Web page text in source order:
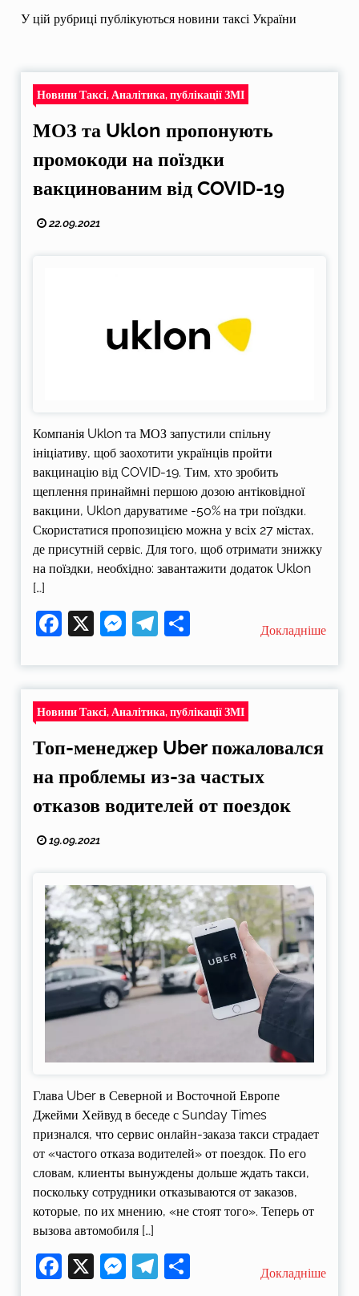
У цій рубриці публікуються новини таксі України
Новини Таксі, Аналітика, публікації ЗМІ
МОЗ та Uklon пропонують
промокоди на поїздки
вакцинованим від COVID-19
22.09.2021
Компанія Uklon та МОЗ запустили спільну
ініціативу, щоб заохотити українців пройти
вакцинацію від COVID-19. Тим, хто зробить
щеплення принаймні першою дозою антіковідної
вакцини, Uklon даруватиме -50% на три поїздки.
Скористатися пропозицією можна у всіх 27 містах,
де присутній сервіс. Для того, щоб отримати знижку
на поїздки, необхідно: завантажити додаток Uklon
[…]
Facebook
X Messenger
Telegram
Поділитися
Докладніше
Новини Таксі, Аналітика, публікації ЗМІ
Топ-менеджер Uber пожаловался
на проблемы из-за частых
отказов водителей от поездок
19.09.2021
Глава Uber в Северной и Восточной Европе
Джейми Хейвуд в беседе с Sunday Times
признался, что сервис онлайн-заказа такси страдает
от «частого отказа водителей» от поездок. По его
словам, клиенты вынуждены дольше ждать такси,
поскольку сотрудники отказываются от заказов,
которые, по их мнению, «не стоят того». Теперь от
вызова автомобиля […]
Facebook
X Messenger
Telegram
Поділитися
Докладніше